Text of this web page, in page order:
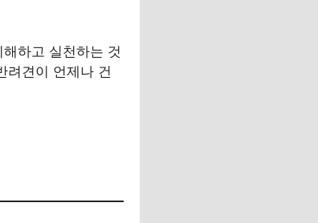
하고 실천하는 것
려견이 언제나 건